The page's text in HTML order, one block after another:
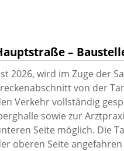
–
2026, wird im Zuge der
von der
Verkehr vollständig
sowie zur
Seite möglich. Die
oberen Seite